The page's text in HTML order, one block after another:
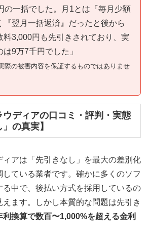
の一括でした。月1とは『毎月少額
『翌月一括返済』だったと後から
料3,000円も先引きされており、実
9万7千円でした」
際の被害内容を保証するものではありませ
ウディアの口コミ・評判・実態
の真実】
ィアは「先引きなし」を最大の差別化
ている業者です。確かに多くのソフ
る中で、後払い方式を採用しているの
ます。しかし本質的な問題は先引き
利換算で数百〜1,000%を超える金利